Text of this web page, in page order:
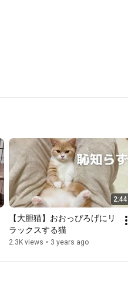
2:44
【大胆猫】おおっぴろげにリ
ラックスする猫
2.3K views • 3 years ago